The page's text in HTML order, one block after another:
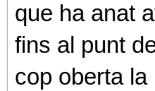
que ha anat
fins al punt
cop oberta la